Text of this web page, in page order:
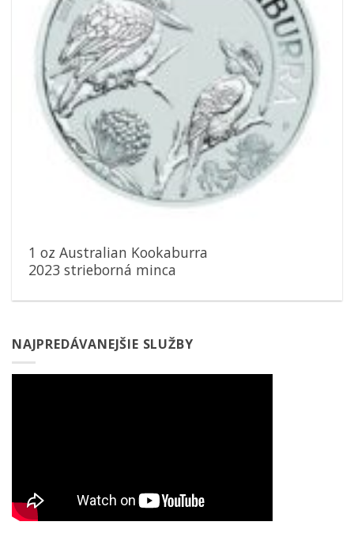
1 oz Australian Kookaburra
2023 strieborná minca
NAJPREDÁVANEJŠIE SLUŽBY